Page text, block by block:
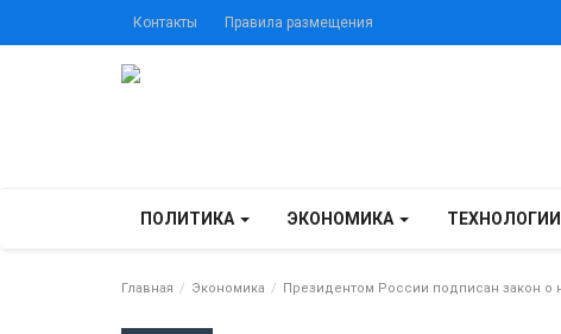
Контакты Правила размещения
ПОЛИТИКА ЭКОНОМИКА ТЕХНОЛОГИИ
Главная Экономика Президентом России подписан закон о